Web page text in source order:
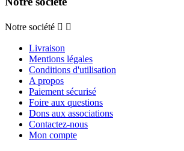
Notre société  
Livraison
Mentions légales
Conditions d'utilisation
A propos
Paiement sécurisé
Foire aux questions
Dons aux associations
Contactez-nous
Mon compte